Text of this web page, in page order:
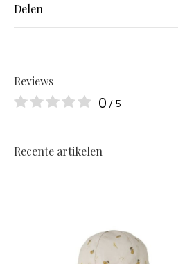
Delen
Reviews
0 / 5
Recente artikelen